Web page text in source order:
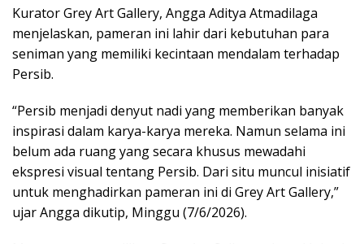
Kurator Grey Art Gallery, Angga Aditya Atmadilaga
menjelaskan, pameran ini lahir dari kebutuhan para
seniman yang memiliki kecintaan mendalam terhadap
Persib.
“Persib menjadi denyut nadi yang memberikan banyak
inspirasi dalam karya-karya mereka. Namun selama ini
belum ada ruang yang secara khusus mewadahi
ekspresi visual tentang Persib. Dari situ muncul inisiatif
untuk menghadirkan pameran ini di Grey Art Gallery,”
ujar Angga dikutip, Minggu (7/6/2026).